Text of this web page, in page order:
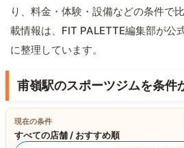
り、料金・体験・設備などの条件で
載情報は、FIT PALETTE編集部が公
に整理しています。
甫嶺駅のスポーツジムを条件
現在の条件
すべての店舗 / おすすめ順